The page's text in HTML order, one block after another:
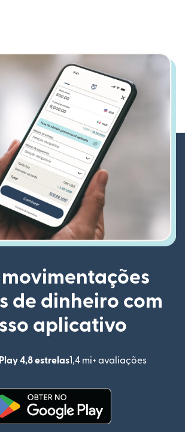
movimentações
de dinheiro com
aplicativo
4,8 estrelas1,4 mi+ avaliações
(abre